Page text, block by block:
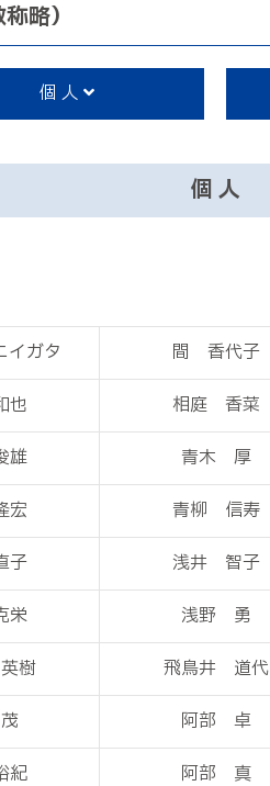
略）
個 人
個 人
イガタ 間 香代子
也 相庭 香菜
雄 青木 厚
宏 青柳 信寿
子 浅井 智子
栄 浅野 勇
樹 飛鳥井 道代
阿部 卓
紀 阿部 真